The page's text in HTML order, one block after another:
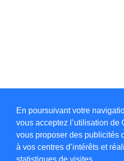
En poursuivant votre
vous acceptez l’utilisation de
vous proposer des publicités
à vos centres d’intérêts et